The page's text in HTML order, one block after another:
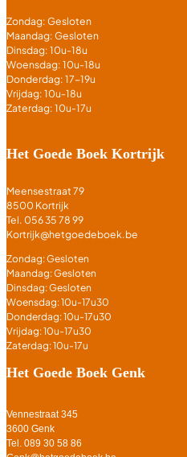
Zondag: Gesloten
Maandag: Gesloten
Dinsdag: 10u-18u
Woensdag: 10u-18u
Donderdag: 17-19u
Vrijdag: 10u-18u
Zaterdag: 10u-17u
Het Goede Boek Kortrijk
Meensestraat 79
8500 Kortrijk
Tel. 056 35 78 99
Kortrijk@hetgoedeboek.be
Zondag: Gesloten
Maandag: Gesloten
Dinsdag: Gesloten
Woensdag: 10u-17u30
Donderdag: 10u-17u30
Vrijdag: 10u-17u30
Zaterdag: 10u-17u
Het Goede Boek Genk
Vennestraat 345
3600 Genk
Tel. 089 30 58 86